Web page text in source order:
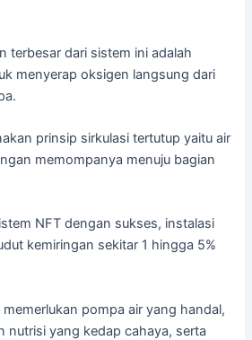
terbesar dari sistem ini adalah
menyerap oksigen langsung dari
prinsip sirkulasi tertutup yaitu air
memompanya menuju bagian
NFT dengan sukses, instalasi
kemiringan sekitar 1 hingga 5%
pompa air yang handal,
nutrisi yang kedap cahaya, serta